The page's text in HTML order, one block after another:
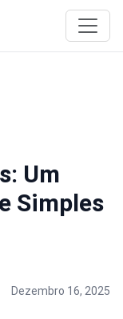
Um
Simples
Dezembro 16, 2025